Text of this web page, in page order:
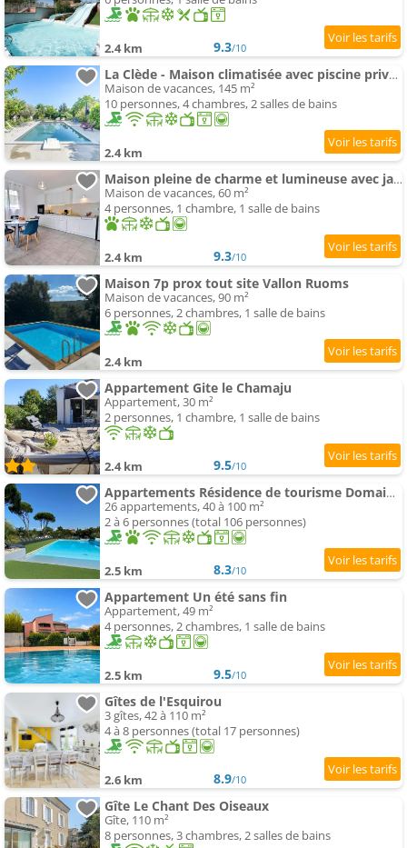
2.4 km 9.3/10
La Clède - Maison climatisée avec piscine privée
Maison de vacances, 145 m²
10 personnes, 4 chambres, 2 salles de bains
2.4 km
Maison pleine de charme et lumineuse avec jardin
Maison de vacances, 60 m²
4 personnes, 1 chambre, 1 salle de bains
2.4 km 9.3/10
Maison 7p prox tout site Vallon Ruoms
Maison de vacances, 90 m²
6 personnes, 2 chambres, 1 salle de bains
2.4 km
Appartement Gite le Chamaju
Appartement, 30 m²
2 personnes, 1 chambre, 1 salle de bains
2.4 km 9.5/10
Appartements Résidence de tourisme Domaine de Janus
26 appartements, 40 à 100 m²
2 à 6 personnes (total 106 personnes)
2.5 km 8.3/10
Appartement Un été sans fin
Appartement, 49 m²
4 personnes, 2 chambres, 1 salle de bains
2.5 km 9.5/10
Gîtes de l'Esquirou
3 gîtes, 42 à 110 m²
4 à 8 personnes (total 17 personnes)
2.6 km 8.9/10
Gîte Le Chant Des Oiseaux
Gîte, 110 m²
8 personnes, 3 chambres, 2 salles de bains